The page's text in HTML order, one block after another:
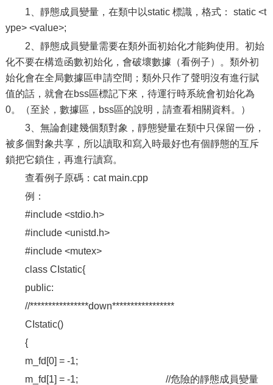
1、靜態成員變量，在類中以static 標識，格式： static <t
ype> <value>;
2、靜態成員變量需要在類外面初始化才能夠使用。初始
化不要在構造函數初始化，會破壞數據（看例子）。類外初
始化會在全局數據區申請空間；類外只作了聲明沒有進行賦
值的話，就會在bss區標記下來，待運行時系統會初始化為
0。（至於，數據區，bss區的說明，請查看相關資料。）
3、無論創建幾個類對象，靜態變量在類中只保留一份，
被多個對象共享，所以讀取和寫入時最好也有個靜態的互斥
鎖把它鎖住，再進行讀寫。
查看例子原碼：cat main.cpp
例：
#include <stdio.h>
#include <unistd.h>
#include <mutex>
class CIstatic{
public:
//****************down*****************
CIstatic()
{
m_fd[0] = -1;
m_fd[1] = -1; //危險的靜態成員變量